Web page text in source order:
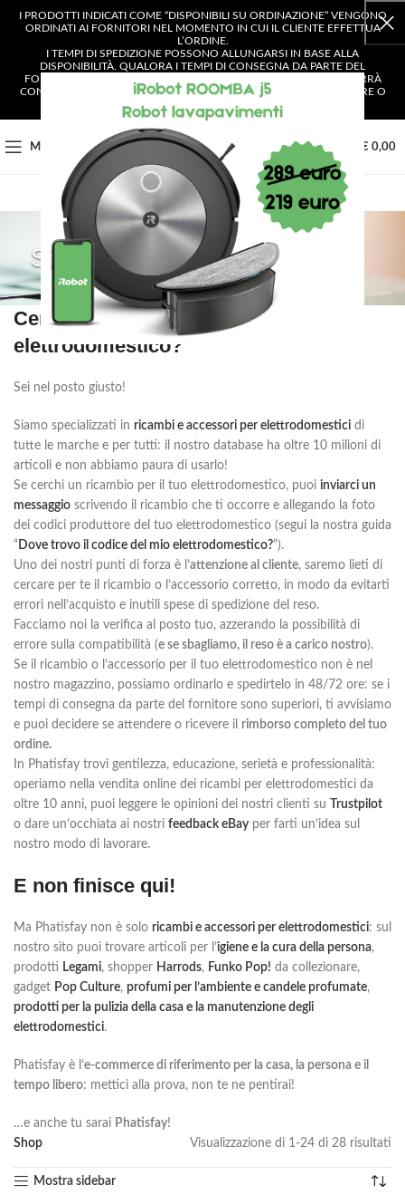
I PRODOTTI INDICATI COME “DISPONIBILI SU ORDINAZIONE” VENGONO
ORDINATI AI FORNITORI NEL MOMENTO IN CUI IL CLIENTE EFFETTUA
L’ORDINE.
I TEMPI DI SPEDIZIONE POSSONO ALLUNGARSI IN BASE ALLA
DISPONIBILITÀ. QUALORA I TEMPI DI CONSEGNA DA PARTE DEL
FORNITORE SUPERASSERO I 4 GIORNI LAVORATIVI, IL CLIENTE VERRÀ
CONTATTATO E AVRÀ LA POSSIBILITÀ DI SCEGLIERE SE CONFERMARE O
ANNULLARE L’ORDINE.
MENU € 0,00
SHOP
Cerchi un ricambio per il tuo
elettrodomestico?
Sei nel posto giusto!
Siamo specializzati in ricambi e accessori per elettrodomestici di
tutte le marche e per tutti: il nostro database ha oltre 10 milioni di
articoli e non abbiamo paura di usarlo!
Se cerchi un ricambio per il tuo elettrodomestico, puoi inviarci un
messaggio scrivendo il ricambio che ti occorre e allegando la foto
dei codici produttore del tuo elettrodomestico (segui la nostra guida
“ Dove trovo il codice del mio elettrodomestico?“).
Uno dei nostri punti di forza è l’attenzione al cliente, saremo lieti di
cercare per te il ricambio o l’accessorio corretto, in modo da evitarti
errori nell’acquisto e inutili spese di spedizione del reso.
Facciamo noi la verifica al posto tuo, azzerando la possibilità di
errore sulla compatibilità (e se sbagliamo, il reso è a carico nostro).
Se il ricambio o l’accessorio per il tuo elettrodomestico non è nel
nostro magazzino, possiamo ordinarlo e spedirtelo in 48/72 ore: se i
tempi di consegna da parte del fornitore sono superiori, ti avvisiamo
e puoi decidere se attendere o ricevere il rimborso completo del tuo
ordine.
In Phatisfay trovi gentilezza, educazione, serietà e professionalità:
operiamo nella vendita online dei ricambi per elettrodomestici da
oltre 10 anni, puoi leggere le opinioni dei nostri clienti su
Trustpilot
o dare un’occhiata ai nostri feedback eBay per farti un’idea sul
nostro modo di lavorare.
E non finisce qui!
Ma Phatisfay non è solo ricambi e accessori per elettrodomestici: sul
nostro sito puoi trovare articoli per l’igiene e la cura della persona,
prodotti Legami, shopper Harrods, Funko Pop! da collezionare,
gadget Pop Culture, profumi per l’ambiente e candele profumate,
prodotti per la pulizia della casa e la manutenzione degli
elettrodomestici.
Phatisfay è l’e-commerce di riferimento per la casa, la persona e il
tempo libero: mettici alla prova, non te ne pentirai!
…e anche tu sarai Phatisfay!
Shop
Visualizzazione di 1-24 di 28 risultati
Mostra sidebar